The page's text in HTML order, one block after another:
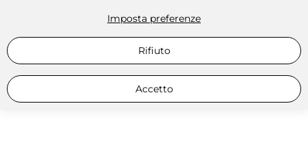
Imposta preferenze
Rifiuto
Accetto